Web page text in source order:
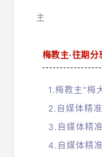
主
梅教主·往期分
1.梅教主“梅
2.自媒体精
3 .自媒体精
4 .自媒体精